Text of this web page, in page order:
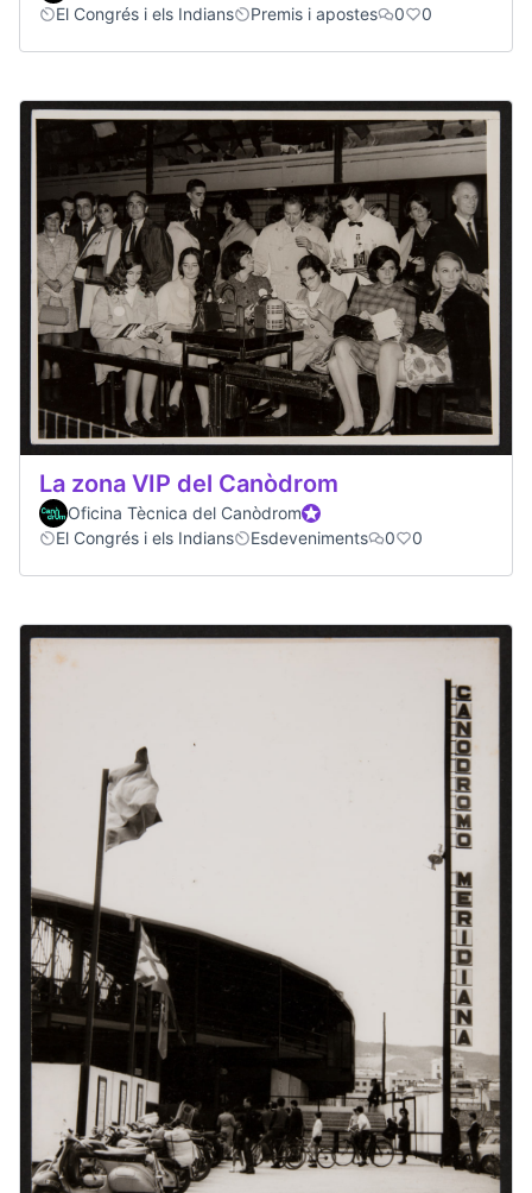
El Congrés i els Indians
Premis i apostes 0 0
La zona VIP del Canòdrom
Oficina Tècnica del CanòdromOfficial participant
El Congrés i els Indians
Esdeveniments 0 0